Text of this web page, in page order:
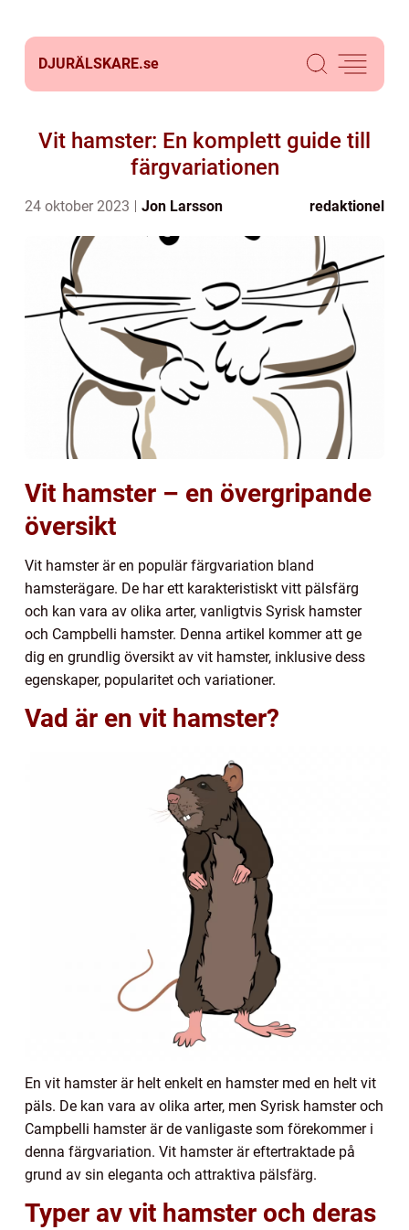
DJURÄLSKARE.se
Vit hamster: En komplett guide till
färgvariationen
24 oktober 2023 Jon Larsson redaktionel
Vit hamster – en övergripande
översikt
Vit hamster är en populär färgvariation bland
hamsterägare. De har ett karakteristiskt vitt pälsfärg
och kan vara av olika arter, vanligtvis Syrisk hamster
och Campbelli hamster. Denna artikel kommer att ge
dig en grundlig översikt av vit hamster, inklusive dess
egenskaper, popularitet och variationer.
Vad är en vit hamster?
En vit hamster är helt enkelt en hamster med en helt vit
päls. De kan vara av olika arter, men Syrisk hamster och
Campbelli hamster är de vanligaste som förekommer i
denna färgvariation. Vit hamster är eftertraktade på
grund av sin eleganta och attraktiva pälsfärg.
Typer av vit hamster och deras